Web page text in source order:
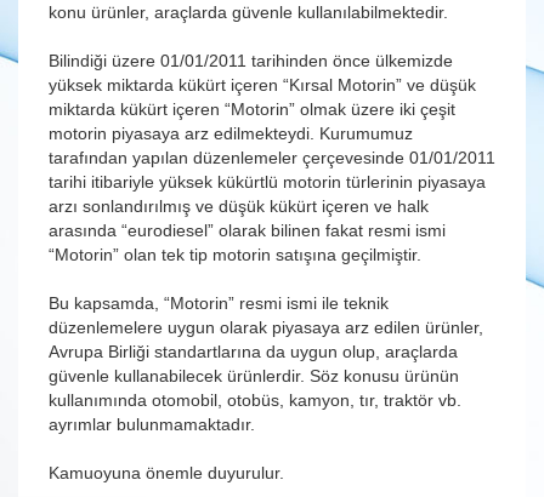
konu ürünler, araçlarda güvenle kullanılabilmektedir.
Bilindiği üzere 01/01/2011 tarihinden önce ülkemizde
yüksek miktarda kükürt içeren “Kırsal Motorin” ve düşük
miktarda kükürt içeren “Motorin” olmak üzere iki çeşit
motorin piyasaya arz edilmekteydi. Kurumumuz
tarafından yapılan düzenlemeler çerçevesinde 01/01/2011
tarihi itibariyle yüksek kükürtlü motorin türlerinin piyasaya
arzı sonlandırılmış ve düşük kükürt içeren ve halk
arasında “eurodiesel” olarak bilinen fakat resmi ismi
“Motorin” olan tek tip motorin satışına geçilmiştir.
Bu kapsamda, “Motorin” resmi ismi ile teknik
düzenlemelere uygun olarak piyasaya arz edilen ürünler,
Avrupa Birliği standartlarına da uygun olup, araçlarda
güvenle kullanabilecek ürünlerdir. Söz konusu ürünün
kullanımında otomobil, otobüs, kamyon, tır, traktör vb.
ayrımlar bulunmamaktadır.
Kamuoyuna önemle duyurulur.